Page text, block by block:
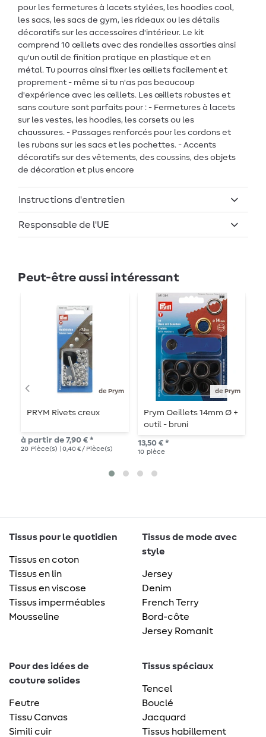
pour les fermetures à lacets stylées, les hoodies cool,
les sacs, les sacs de gym, les rideaux ou les détails
décoratifs sur les accessoires d'intérieur. Le kit
comprend 10 œillets avec des rondelles assorties ainsi
qu'un outil de finition pratique en plastique et en
métal. Tu pourras ainsi fixer les œillets facilement et
proprement - même si tu n'as pas beaucoup
d'expérience avec les œillets. Les œillets robustes et
sans couture sont parfaits pour : - Fermetures à lacets
sur les vestes, les hoodies, les corsets ou les
chaussures. - Passages renforcés pour les cordons et
les rubans sur les sacs et les pochettes. - Accents
décoratifs sur des vêtements, des coussins, des objets
de décoration et plus encore
Instructions d'entretien
Responsable de l'UE
Peut-être aussi intéressant
de Prym
PRYM Rivets creux
à partir de 7,90 € *
20 Pièce(s) | 0,40 € / Pièce(s)
de Prym
Prym Oeillets 14mm Ø +
outil - bruni
13,50 € *
10 pièce
Tissus pour le quotidien
Tissus en coton
Tissus en lin
Tissus en viscose
Tissus imperméables
Mousseline
Tissus de mode avec
style
Jersey
Denim
French Terry
Bord-côte
Jersey Romanit
Pour des idées de
couture solides
Feutre
Tissu Canvas
Simili cuir
Tissus spéciaux
Tencel
Bouclé
Jacquard
Tissus habillement